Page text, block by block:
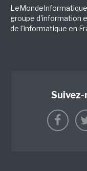
groupe d'information
de l'informatique en